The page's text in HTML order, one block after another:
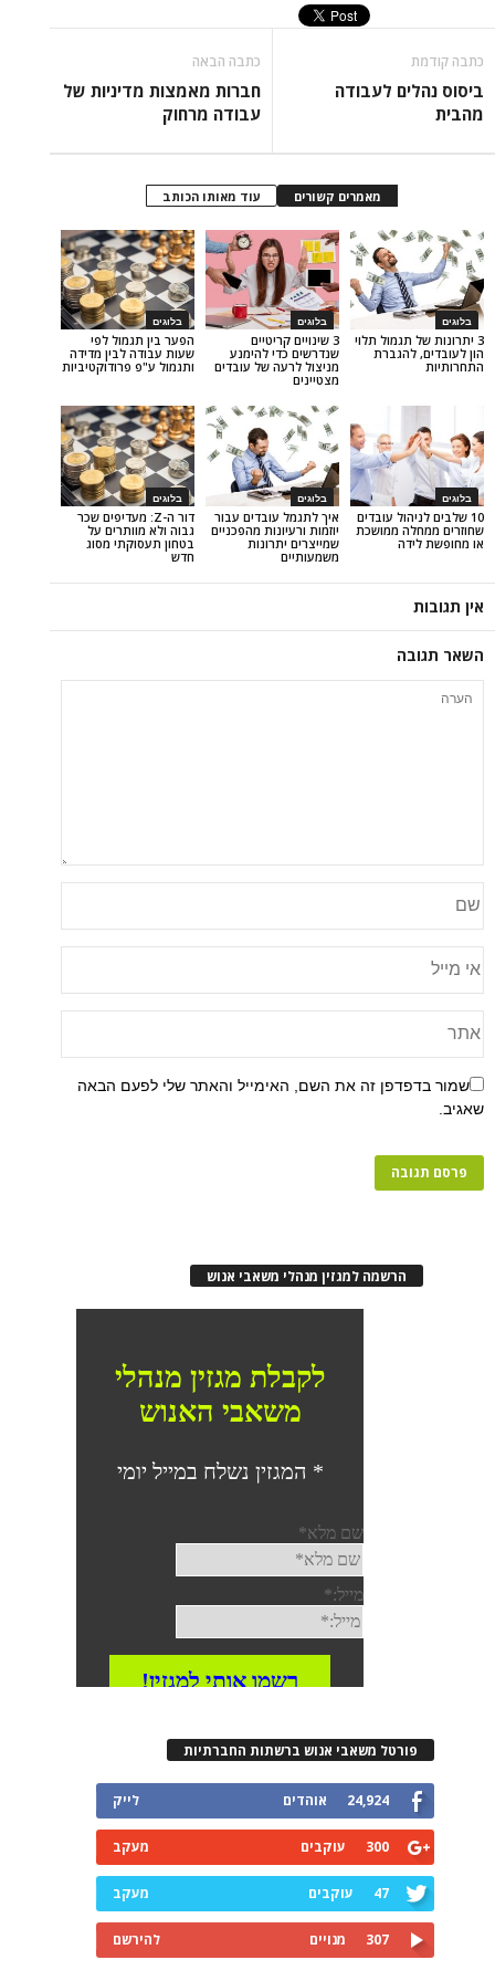
לעבודה
חברות מאמצות מדיניות של
עבודה מרחוק
עוד מאותו הכותב
בלוגים
הפער בין תגמול לפי
שעות עבודה לבין מדידה
ותגמול ע"פ פרודוקטיביות
בלוגים
3 שינויים קריטיים
שנדרשים כדי להימנע
מניצול לרעה של עובדים
תלוי
בלוגים
דור ה-Z: מעדיפים שכר
גבוה ולא מוותרים על
בטחון תעסוקתי מסוג
חדש
בלוגים
איך לתגמל עובדים עבור
יוזמות ורעיונות מהפכניים
שמייצרים יתרונות
עובדים
ממושכת
זה את השם, האימייל והאתר שלי לפעם הבאה
הרשמה למגזין מנהלי משאבי אנוש
משאבי אנוש ברשתות החברתיות
אוהדים
עוקבים
עוקבים
מנויים